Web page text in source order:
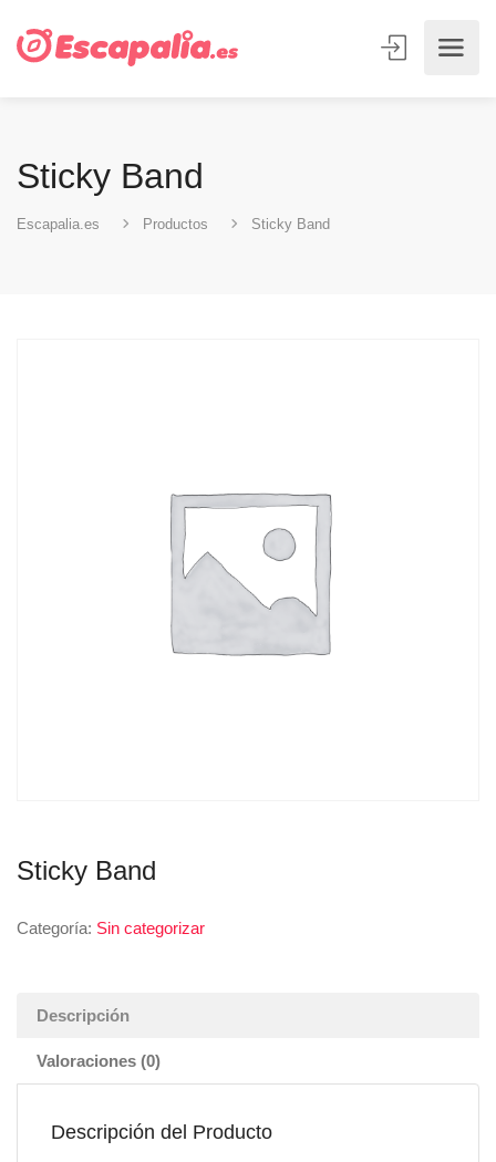
Sticky Band
Escapalia.es Productos Sticky Band
Sticky Band
Categoría: Sin categorizar
Descripción
Valoraciones (0)
Descripción del Producto